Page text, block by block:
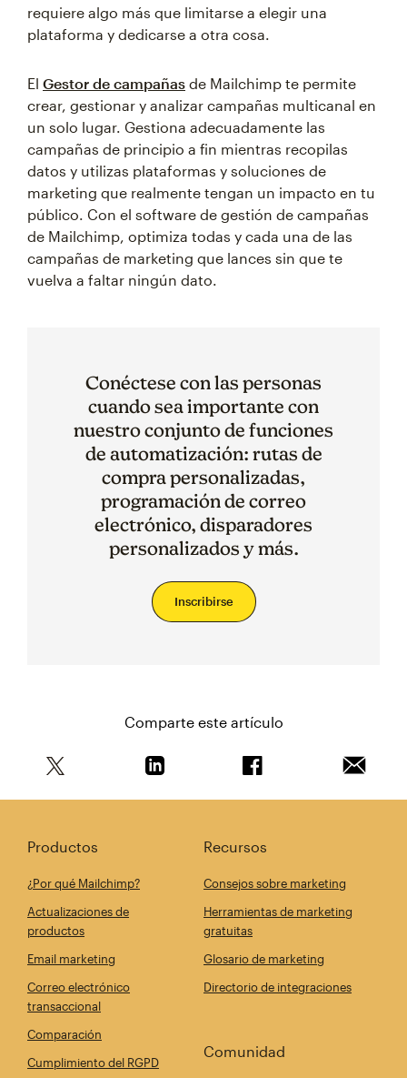
requiere algo más que limitarse a elegir una
plataforma y dedicarse a otra cosa.
El Gestor de campañas de Mailchimp te permite
crear, gestionar y analizar campañas multicanal en
un solo lugar. Gestiona adecuadamente las
campañas de principio a fin mientras recopilas
datos y utilizas plataformas y soluciones de
marketing que realmente tengan un impacto en tu
público. Con el software de gestión de campañas
de Mailchimp, optimiza todas y cada una de las
campañas de marketing que lances sin que te
vuelva a faltar ningún dato.
Conéctese con las personas
cuando sea importante con
nuestro conjunto de funciones
de automatización: rutas de
compra personalizadas,
programación de correo
electrónico, disparadores
personalizados y más.
Inscribirse
Comparte este artículo
Productos
¿Por qué Mailchimp?
Actualizaciones de
productos
Email marketing
Correo electrónico
transaccional
Comparación
Cumplimiento del RGPD
Recursos
Consejos sobre marketing
Herramientas de marketing
gratuitas
Glosario de marketing
Directorio de integraciones
Comunidad